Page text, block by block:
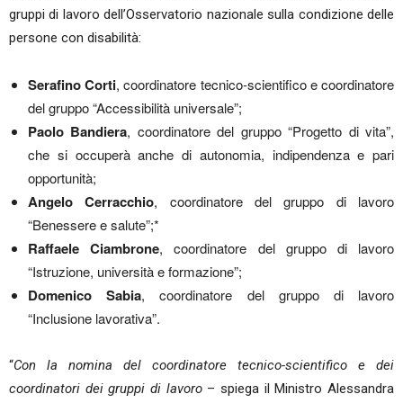
gruppi di lavoro dell’Osservatorio nazionale sulla condizione delle
persone con disabilità:
Serafino Corti, coordinatore tecnico-scientifico e coordinatore
del gruppo “Accessibilità universale”;
Paolo Bandiera, coordinatore del gruppo “Progetto di vita”,
che si occuperà anche di autonomia, indipendenza e pari
opportunità;
Angelo Cerracchio, coordinatore del gruppo di lavoro
“Benessere e salute”;*
Raffaele Ciambrone, coordinatore del gruppo di lavoro
“Istruzione, università e formazione”;
Domenico Sabia, coordinatore del gruppo di lavoro
“Inclusione lavorativa”.
“Con la nomina del coordinatore tecnico-scientifico e dei
coordinatori dei gruppi di lavoro– spiega il Ministro Alessandra